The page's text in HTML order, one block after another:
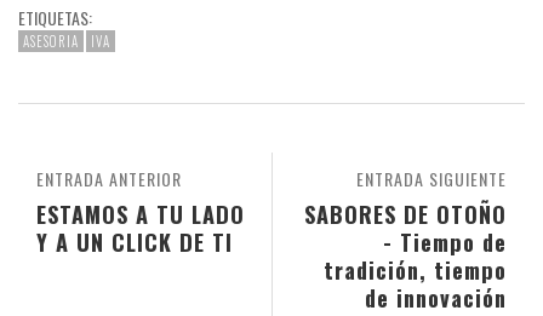
ETIQUETAS:
ASESORIA IVA
ENTRADA SIGUIENTE
SABORES DE OTOÑO
- Tiempo de
tradición, tiempo
de innovación
ENTRADA ANTERIOR
ESTAMOS A TU LADO
Y A UN CLICK DE TI